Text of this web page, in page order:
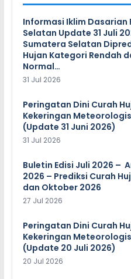
Informasi Iklim Dasarian
Selatan Update 31 Juli
Sumatera Selatan
Hujan Kategori Rendah
Normal…
31 Jul 2026
Peringatan Dini Curah
Kekeringan
(Update 31 Juni 2026)
31 Jul 2026
Buletin Edisi Juli 2026 –
2026 – Prediksi Curah
dan Oktober 2026
27 Jul 2026
Peringatan Dini Curah
Kekeringan
(Update 20 Juli 2026)
20 Jul 2026